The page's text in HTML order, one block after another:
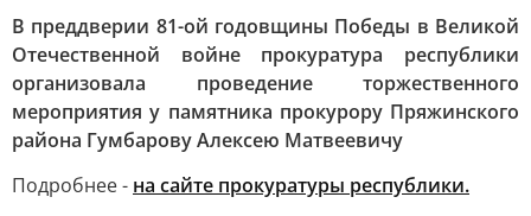
В преддверии 81-ой годовщины Победы в Великой
Отечественной войне прокуратура республики
организовала проведение торжественного
мероприятия у памятника прокурору Пряжинского
района Гумбарову Алексею Матвеевичу
Подробнее - на сайте прокуратуры республики.